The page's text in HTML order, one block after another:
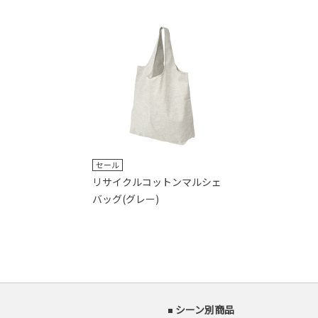
セール
リサイクルコットンマルシェ
バッグ(グレー)
シーン別商品